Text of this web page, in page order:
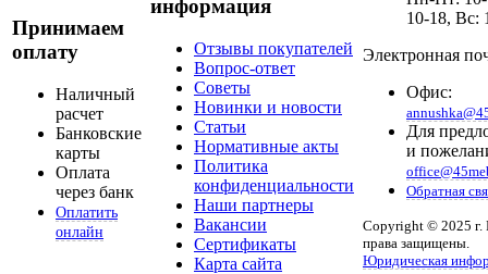
Принимаем
оплату
Наличный
расчет
Банковские
карты
Оплата
через банк
Оплатить
онлайн
информация
Отзывы покупателей
Вопрос-ответ
Советы
Новинки и новости
Статьи
Нормативные акты
Политика
конфиденциальности
Наши партнеры
Вакансии
Сертификаты
Карта сайта
10-18, Вс:
Электронная
Офис:
Для
и
Обратная
Copyright © 2025 г.
права защищены.
Юридическая